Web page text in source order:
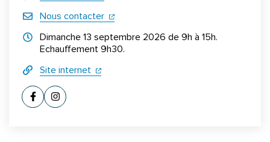
Nous contacter
(ouverture dans un nouvel onglet)
Horraires d'ouverture
Dimanche 13 septembre 2026 de 9h à 15h.
Echauffement 9h30.
Site internet (ouverture dans un nouvel onglet)
(ouverture dans un nouvel onglet)